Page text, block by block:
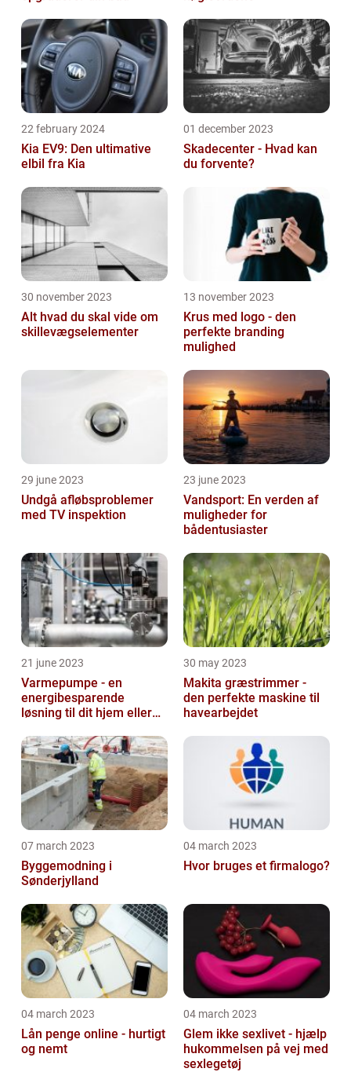
22 february 2024
Kia EV9: Den ultimative
elbil fra Kia
01 december 2023
Skadecenter - Hvad kan
du forvente?
30 november 2023
Alt hvad du skal vide om
skillevægselementer
13 november 2023
Krus med logo - den
perfekte branding
mulighed
29 june 2023
Undgå afløbsproblemer
med TV inspektion
23 june 2023
Vandsport: En verden af
muligheder for
bådentusiaster
21 june 2023
Varmepumpe - en
energibesparende
løsning til dit hjem eller
30 may 2023
Makita græstrimmer -
den perfekte maskine til
havearbejdet
07 march 2023
Byggemodning i
Sønderjylland
04 march 2023
Hvor bruges et firmalogo?
04 march 2023
Lån penge online - hurtigt
og nemt
04 march 2023
Glem ikke sexlivet - hjælp
hukommelsen på vej med
sexlegetøj